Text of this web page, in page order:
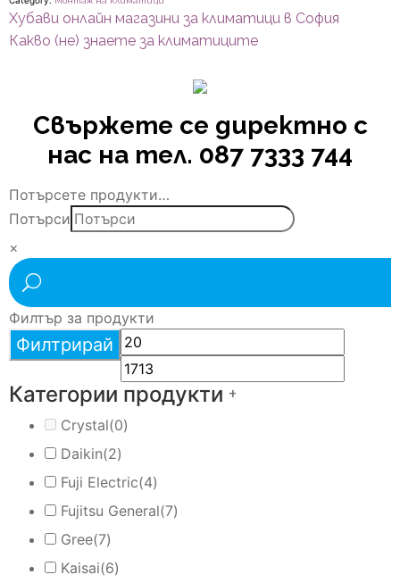
Навигация
Previous
post:
Хубави онлайн магазини за климатици в София
Next
Какво (не) знаете за климатиците
Свържете се директно с
нас на тел. 087 7333 744
Потърсете продукти…
Потърси
×
Филтър за продукти
Филтрирай
Категории продукти +
Crystal(0)
Daikin(2)
Fuji Electric(4)
Fujitsu General(7)
Gree(7)
Kaisai(6)